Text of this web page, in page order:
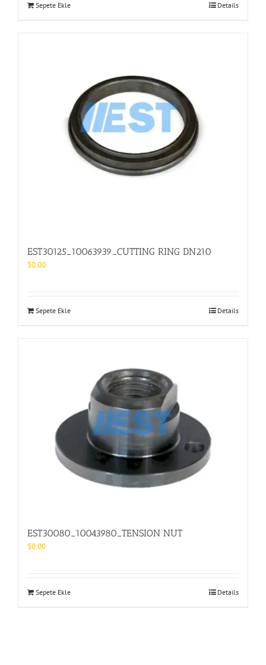
Sepete Ekle Details
EST30125_10063939_CUTTING RING DN210
$0.00
Sepete Ekle Details
EST30080_10043980_TENSION NUT
$0.00
Sepete Ekle Details